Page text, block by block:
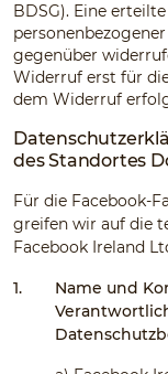
BDSG). Eine
gegenüber
Widerruf erst für
dem Widerruf
des Standortes
Für die Facebook-
greifen wir auf die
Facebook Ireland
1.
Name und